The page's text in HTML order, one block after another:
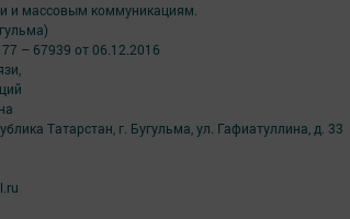
и массовым коммуникациям.
– 67939 от 06.12.2016
Татарстан, г. Бугульма, ул. Гафиатуллина, д. 33